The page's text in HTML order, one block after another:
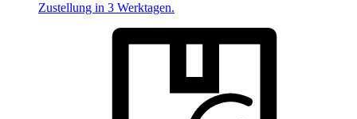
Zustellung in 3 Werktagen.